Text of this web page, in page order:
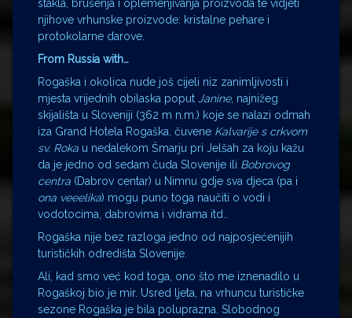
stakla, brušenja i oplemenjivanja proizvoda te vidjeti
njihove vrhunske proizvode: kristalne pehare i
protokolarne darove.
From Russia with…
Rogaška i okolica nude još cijeli niz zanimljivosti i
mjesta vrijednih obilaska poput Janine, najnižeg
skijališta u Sloveniji (362 m n.m.) koje se nalazi odmah
iza Grand Hotela Rogaška, čuvene Kalvarije s crkvom
sv. Roka u nedalekom Šmarju pri Jelšah za koju kažu
da je jedno od sedam čuda Slovenije ili Bobrovog
centra (Dabrov centar) u Nimnu gdje sva djeca (pa i
ona veeelika) mogu puno toga naučiti o vodi i
vodotocima, dabrovima i vidrama itd..
Rogaška nije bez razloga jedno od najposjećenijih
turističkih odredišta Slovenije.
Ali, kad smo već kod toga, ono što me iznenadilo u
Rogaškoj bio je mir. Usred ljeta, na vrhuncu turističke
sezone Rogaška je bila poluprazna. Slobodnog